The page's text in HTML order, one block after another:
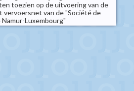
toezien op de uitvoering van de
van de "Société de
Luxembourg"